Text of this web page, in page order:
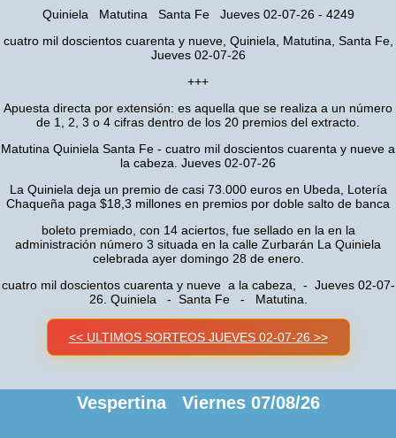
Quiniela Matutina Santa Fe Jueves 02-07-26 - 4249
cuatro mil doscientos cuarenta y nueve, Quiniela, Matutina, Santa Fe,
Jueves 02-07-26
+++
Apuesta directa por extensión: es aquella que se realiza a un número
de 1, 2, 3 o 4 cifras dentro de los 20 premios del extracto.
Matutina Quiniela Santa Fe - cuatro mil doscientos cuarenta y nueve a
la cabeza. Jueves 02-07-26
La Quiniela deja un premio de casi 73.000 euros en Ubeda, Lotería
Chaqueña paga $18,3 millones en premios por doble salto de banca
boleto premiado, con 14 aciertos, fue sellado en la en la
administración número 3 situada en la calle Zurbarán La Quiniela
celebrada ayer domingo 28 de enero.
cuatro mil doscientos cuarenta y nueve a la cabeza, - Jueves 02-07-
26. Quiniela - Santa Fe - Matutina.
<< ULTIMOS SORTEOS JUEVES 02-07-26 >>
Vespertina Viernes 07/08/26